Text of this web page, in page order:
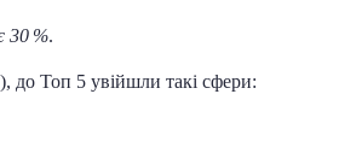
30 %.
до Топ 5 увійшли такі сфери: